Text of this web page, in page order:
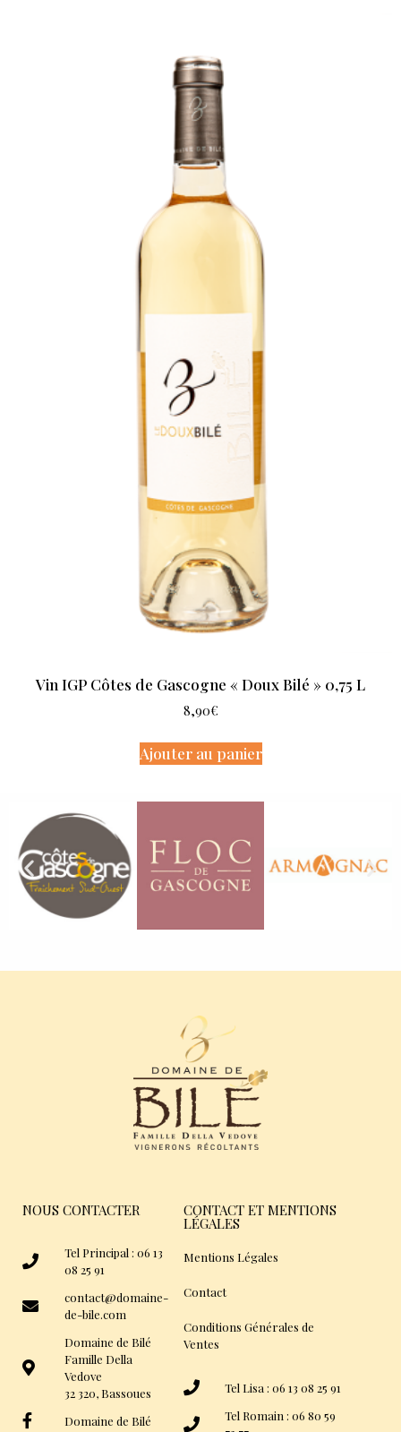
Vin IGP Côtes de Gascogne « Doux Bilé » 0,75 L
8,90€
Ajouter au panier
NOUS CONTACTER
Tel Principal : 06 13
08 25 91
contact@domaine-
de-bile.com
Domaine de Bilé
Famille Della
Vedove
32 320, Bassoues
Domaine de Bilé
CONTACT ET MENTIONS
LÉGALES
Mentions Légales
Contact
Conditions Générales de
Ventes
Tel Lisa : 06 13 08 25 91
Tel Romain : 06 80 59